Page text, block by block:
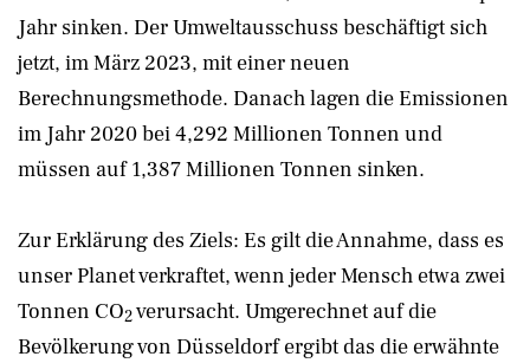
Jahr sinken. Der Umweltausschuss beschäftigt sich
jetzt, im März 2023, mit einer neuen
Berechnungsmethode. Danach lagen die Emissionen
im Jahr 2020 bei 4,292 Millionen Tonnen und
müssen auf 1,387 Millionen Tonnen sinken.
Zur Erklärung des Ziels: Es gilt die Annahme, dass es
unser Planet verkraftet, wenn jeder Mensch etwa zwei
Tonnen CO2verursacht. Umgerechnet auf die
Bevölkerung von Düsseldorf ergibt das die erwähnte